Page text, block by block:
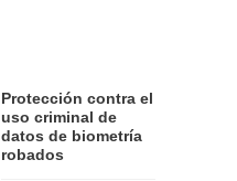
Protección contra el
uso criminal de
datos de biometría
robados